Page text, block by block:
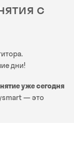
с
дни!
уже сегодня
— это